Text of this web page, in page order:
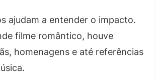
ajudam a entender o impacto.
filme romântico, houve
homenagens e até referências